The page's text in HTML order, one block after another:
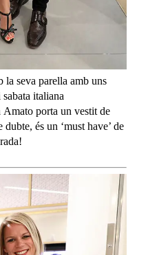
la seva parella amb uns
italiana
Amato porta un vestit de
dubte, és un ‘must have’ de